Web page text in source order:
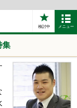
検討中 メニュー
集